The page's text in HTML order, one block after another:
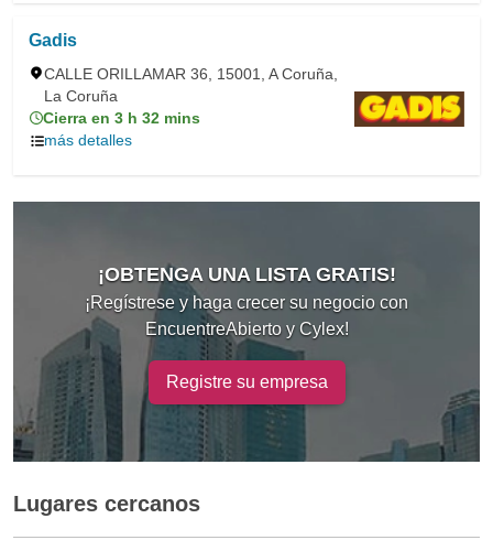
Gadis
CALLE ORILLAMAR 36, 15001, A Coruña,
La Coruña
Cierra en 3 h 32 mins
más detalles
¡OBTENGA UNA LISTA GRATIS!
¡Regístrese y haga crecer su negocio con
EncuentreAbierto y Cylex!
Registre su empresa
Lugares cercanos